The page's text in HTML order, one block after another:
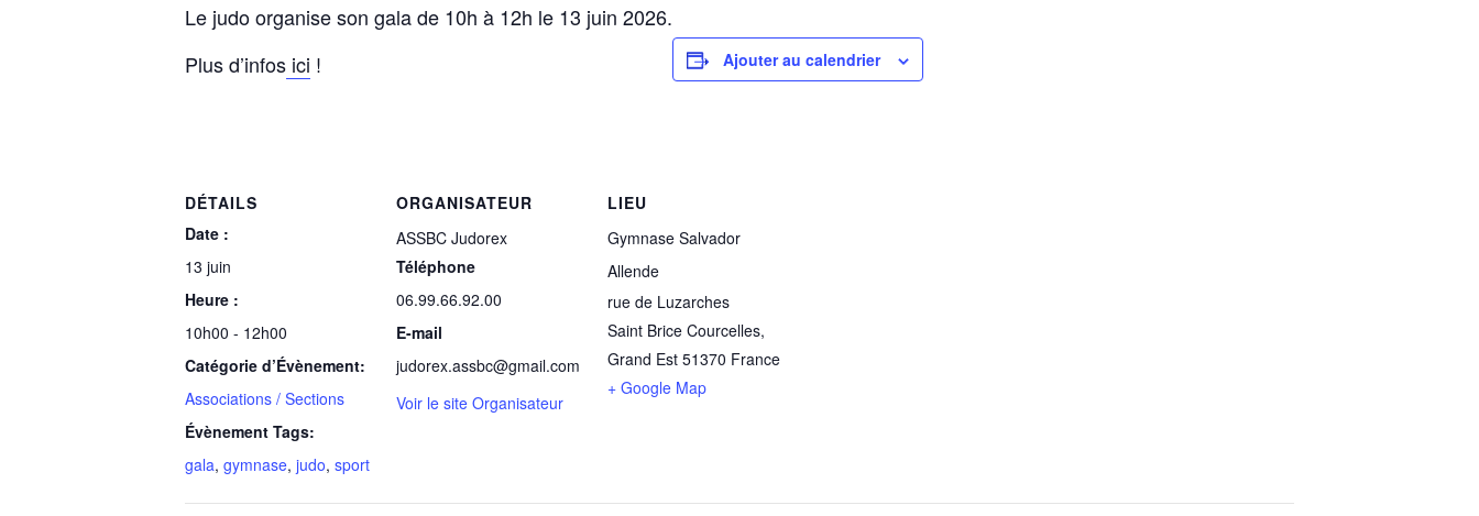
Le judo organise son gala de 10h à 12h le 13 juin 2026.
Plus d’infos ici ! Ajouter au calendrier
DÉTAILS
Date :
13 juin
Heure :
10h00 - 12h00
Catégorie d’Évènement:
Associations / Sections
Évènement Tags:
gala, gymnase, judo, sport
ORGANISATEUR
ASSBC Judorex
Téléphone
06.99.66.92.00
E-mail
judorex.assbc@gmail.com
Voir le site Organisateur
LIEU
Gymnase Salvador
Allende
rue de Luzarches
Saint Brice Courcelles,
Grand Est 51370 France
+ Google Map